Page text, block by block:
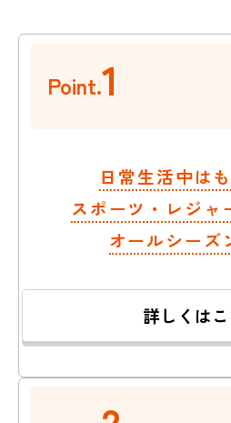
Point.1
日常生活中は
スポーツ・レジャ
オールシーズ
詳しくは